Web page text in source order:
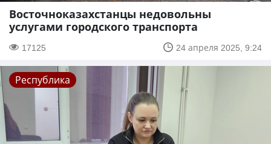
Восточноказахстанцы недовольны
услугами городского транспорта
17125 24 апреля 2025, 9:24
Республика